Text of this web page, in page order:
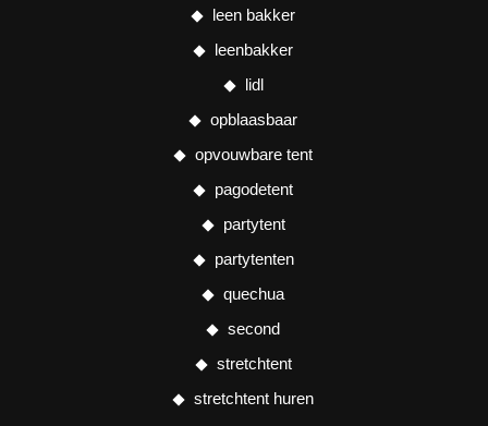
leen bakker
leenbakker
lidl
opblaasbaar
opvouwbare tent
pagodetent
partytent
partytenten
quechua
second
stretchtent
stretchtent huren